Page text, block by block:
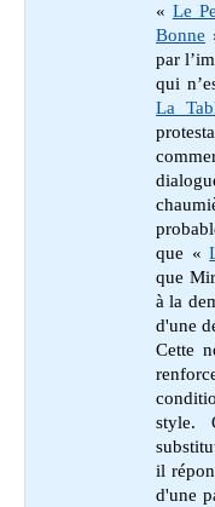
« Le
Bonne
par
qui
La
que «
que
à la
d'une
Cette
style.
il
d'une